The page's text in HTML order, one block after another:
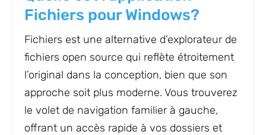
Fichiers pour Windows?
Fichiers est une alternative d’explorateur de
fichiers open source qui reflète étroitement
l’original dans la conception, bien que son
approche soit plus moderne. Vous trouverez
le volet de navigation familier à gauche,
offrant un accès rapide à vos dossiers et